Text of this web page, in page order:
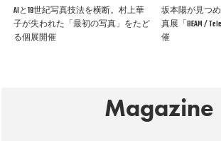
AIと19世紀写真技法を横断。村上華
子が失われた「最初の写真」をたど
る個展開催
坂本陽が見つ
真展「BEAM /
催
Magazine